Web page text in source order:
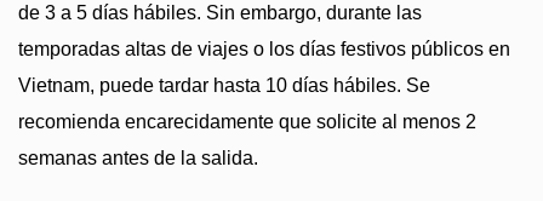
de 3 a 5 días hábiles. Sin embargo, durante las
temporadas altas de viajes o los días festivos públicos en
Vietnam, puede tardar hasta 10 días hábiles. Se
recomienda encarecidamente que solicite al menos 2
semanas antes de la salida.